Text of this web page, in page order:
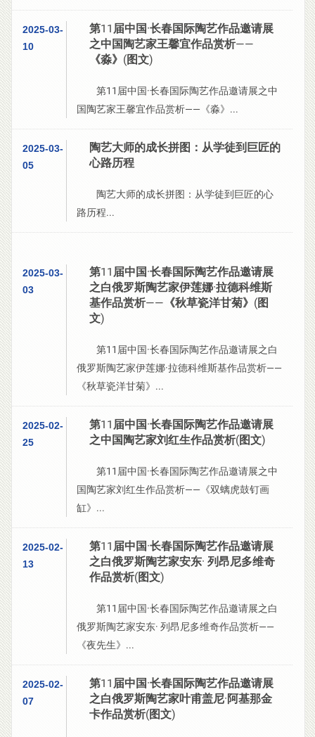
2025-03-
10
第11届中国·长春国际陶艺作品邀请展
之中国陶艺家王馨宜作品赏析——
《淼》(图文)
第11届中国·长春国际陶艺作品邀请展之中
国陶艺家王馨宜作品赏析——《淼》...
2025-03-
05
陶艺大师的成长拼图：从学徒到巨匠的
心路历程
陶艺大师的成长拼图：从学徒到巨匠的心
路历程...
2025-03-
03
第11届中国·长春国际陶艺作品邀请展
之白俄罗斯陶艺家伊莲娜·拉德科维斯
基作品赏析——《秋草瓷洋甘菊》(图
文)
第11届中国·长春国际陶艺作品邀请展之白
俄罗斯陶艺家伊莲娜·拉德科维斯基作品赏析——
《秋草瓷洋甘菊》...
2025-02-
25
第11届中国·长春国际陶艺作品邀请展
之中国陶艺家刘红生作品赏析(图文)
第11届中国·长春国际陶艺作品邀请展之中
国陶艺家刘红生作品赏析——《双螭虎鼓钉画
缸》...
2025-02-
13
第11届中国·长春国际陶艺作品邀请展
之白俄罗斯陶艺家安东· 列昂尼多维奇
作品赏析(图文)
第11届中国·长春国际陶艺作品邀请展之白
俄罗斯陶艺家安东· 列昂尼多维奇作品赏析——
《夜先生》...
2025-02-
07
第11届中国·长春国际陶艺作品邀请展
之白俄罗斯陶艺家叶甫盖尼·阿基那金
卡作品赏析(图文)